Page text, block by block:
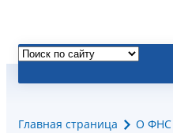
Главная страница О ФНС